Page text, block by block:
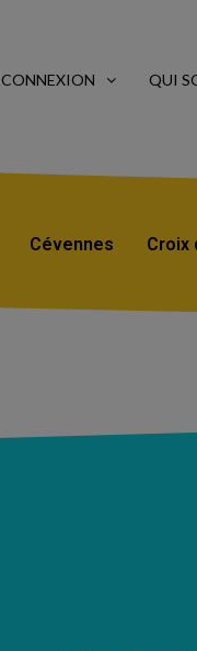
CONNEXION QUI
Cévennes Croix